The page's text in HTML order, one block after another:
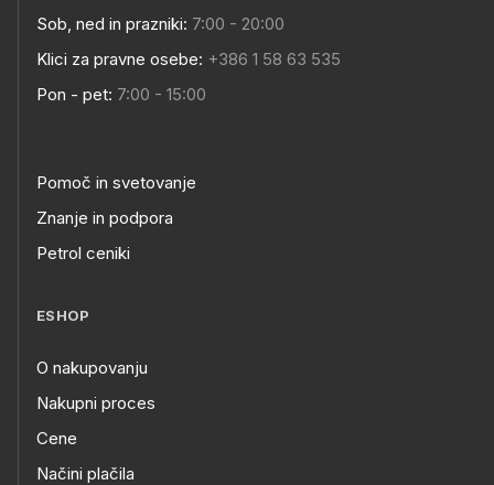
Sob, ned in prazniki: 7:00 - 20:00
Klici za pravne osebe: +386 1 58 63 535
Pon - pet: 7:00 - 15:00
Pomoč in svetovanje
Znanje in podpora
Petrol ceniki
ESHOP
O nakupovanju
Nakupni proces
Cene
Načini plačila